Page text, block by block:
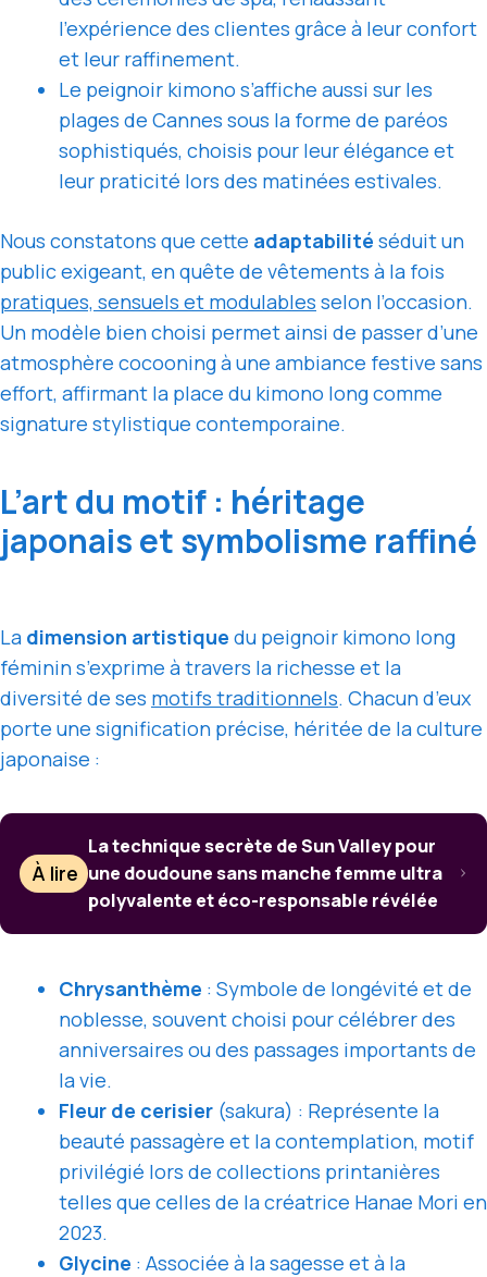
l’expérience des clientes grâce à leur confort
et leur raffinement.
Le peignoir kimono s’affiche aussi sur les
plages de Cannes sous la forme de paréos
sophistiqués, choisis pour leur élégance et
leur praticité lors des matinées estivales.
Nous constatons que cette adaptabilité séduit un
public exigeant, en quête de vêtements à la fois
pratiques, sensuels et modulables selon l’occasion.
Un modèle bien choisi permet ainsi de passer d’une
atmosphère cocooning à une ambiance festive sans
effort, affirmant la place du kimono long comme
signature stylistique contemporaine.
L’art du motif : héritage
japonais et symbolisme raffiné
La dimension artistique du peignoir kimono long
féminin s’exprime à travers la richesse et la
diversité de ses motifs traditionnels. Chacun d’eux
porte une signification précise, héritée de la culture
japonaise :
À lire
La technique secrète de Sun Valley pour
une doudoune sans manche femme ultra
polyvalente et éco-responsable révélée
Chrysanthème : Symbole de longévité et de
noblesse, souvent choisi pour célébrer des
anniversaires ou des passages importants de
la vie.
Fleur de cerisier (sakura) : Représente la
beauté passagère et la contemplation, motif
privilégié lors de collections printanières
telles que celles de la créatrice Hanae Mori en
2023.
Glycine : Associée à la sagesse et à la